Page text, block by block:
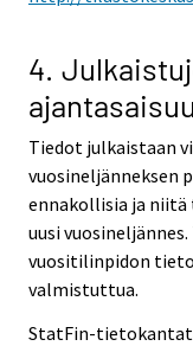
4.
Tiedot julkaistaan
vuosineljänneksen
ennakollisia ja niitä
uusi
vuositilinpidon
valmistuttua.
StatFin-